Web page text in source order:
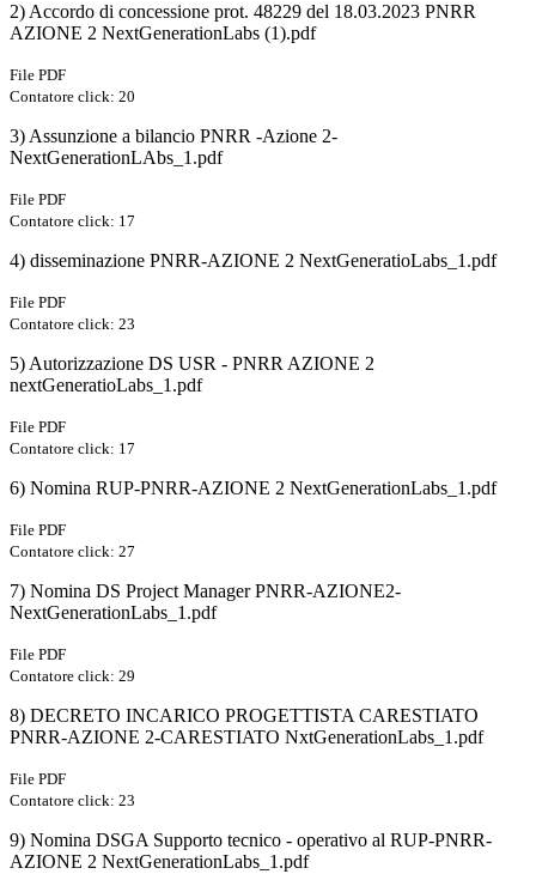
2) Accordo di concessione prot. 48229 del 18.03.2023 PNRR
AZIONE 2 NextGenerationLabs (1).pdf
File PDF
Contatore click: 20
3) Assunzione a bilancio PNRR -Azione 2-
NextGenerationLAbs_1.pdf
File PDF
Contatore click: 17
4) disseminazione PNRR-AZIONE 2 NextGeneratioLabs_1.pdf
File PDF
Contatore click: 23
5) Autorizzazione DS USR - PNRR AZIONE 2
nextGeneratioLabs_1.pdf
File PDF
Contatore click: 17
6) Nomina RUP-PNRR-AZIONE 2 NextGenerationLabs_1.pdf
File PDF
Contatore click: 27
7) Nomina DS Project Manager PNRR-AZIONE2-
NextGenerationLabs_1.pdf
File PDF
Contatore click: 29
8) DECRETO INCARICO PROGETTISTA CARESTIATO
PNRR-AZIONE 2-CARESTIATO NxtGenerationLabs_1.pdf
File PDF
Contatore click: 23
9) Nomina DSGA Supporto tecnico - operativo al RUP-PNRR-
AZIONE 2 NextGenerationLabs_1.pdf